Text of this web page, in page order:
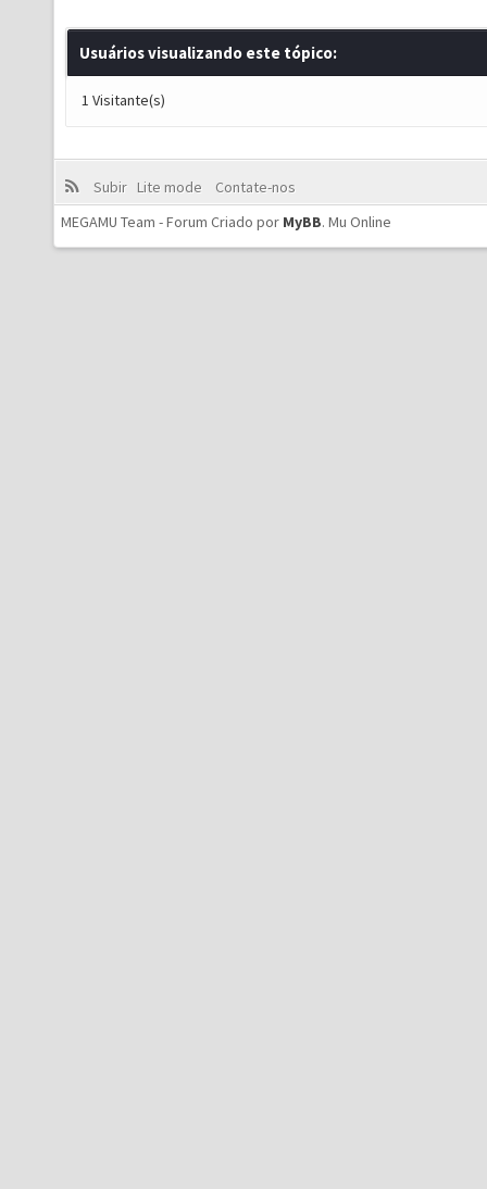
Usuários visualizando este tópico:
1 Visitante(s)
Subir Lite mode
Contate-nos
MEGAMU Team - Forum Criado por MyBB. Mu Online